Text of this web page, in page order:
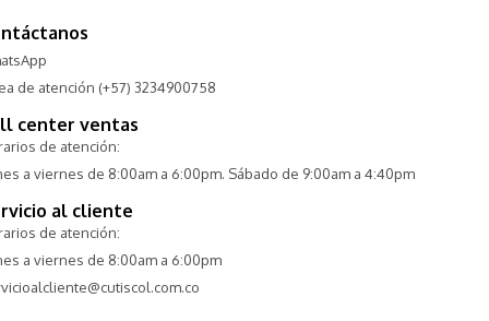
de atención (+57) 3234900758
center ventas
de atención:
a viernes de 8:00am a 6:00pm. Sábado de 9:00am a 4:40pm
al cliente
de atención:
a viernes de 8:00am a 6:00pm